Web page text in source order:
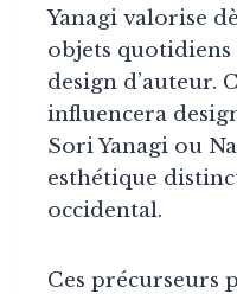
Yanagi valorise
objets
design d’auteur.
influencera
Sori Yanagi ou
esthétique
occidental.
Ces précurseurs